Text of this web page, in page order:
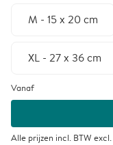
M - 15 x 20 cm
XL - 27 x 36 cm
Vanaf
Alle prijzen incl. BTW excl.